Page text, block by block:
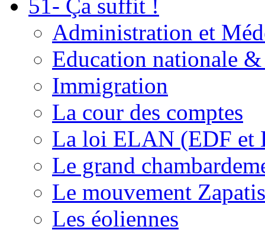
51- Ça suffit !
Administration et
Education nationale
Immigration
La cour des comptes
La loi ELAN (EDF et
Le grand
Le mouvement
Les éoliennes